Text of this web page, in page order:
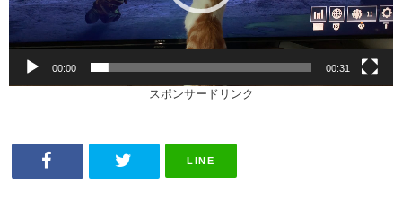
ヤ
ー
00:00 00:31
スポンサードリンク
LINE